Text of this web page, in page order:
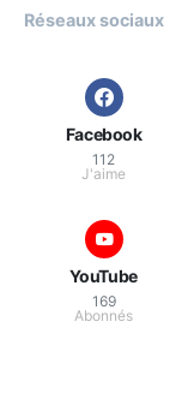
Réseaux sociaux
Facebook
112
J'aime
YouTube
169
Abonnés